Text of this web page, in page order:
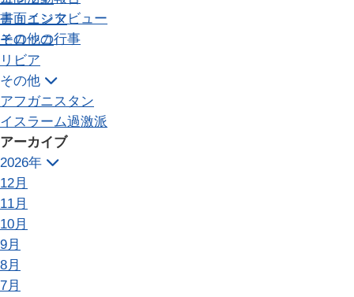
書面インタビュー
その他の行事
チュニジア
モロッコ
リビア
その他
アフガニスタン
イスラーム過激派
アーカイブ
2026年
12月
11月
10月
9月
8月
7月